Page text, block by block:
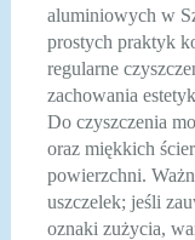
aluminiowych w
prostych praktyk
regularne
zachowania
Do czyszczenia
oraz miękkich
powierzchni.
uszczelek; jeśli
oznaki zużycia,